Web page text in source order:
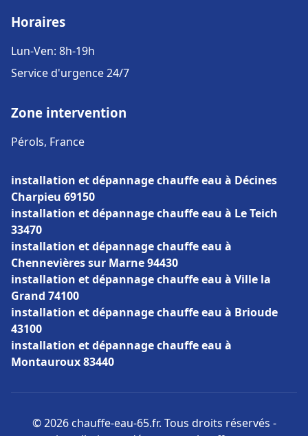
Horaires
Lun-Ven: 8h-19h
Service d'urgence 24/7
Zone intervention
Pérols, France
installation et dépannage chauffe eau à Décines
Charpieu 69150
installation et dépannage chauffe eau à Le Teich
33470
installation et dépannage chauffe eau à
Chennevières sur Marne 94430
installation et dépannage chauffe eau à Ville la
Grand 74100
installation et dépannage chauffe eau à Brioude
43100
installation et dépannage chauffe eau à
Montauroux 83440
© 2026 chauffe-eau-65.fr. Tous droits réservés -